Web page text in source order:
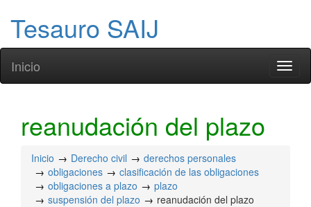
Tesauro SAIJ
Inicio
reanudación del plazo
Inicio Derecho civil
derechos personales
obligaciones
clasificación de las obligaciones
obligaciones a plazo
plazo
suspensión del plazo
reanudación del plazo